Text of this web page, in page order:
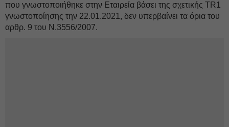
που γνωστοποιήθηκε στην Εταιρεία βάσει της σχετικής TR1
γνωστοποίησης την 22.01.2021, δεν υπερβαίνει τα όρια του
αρθρ. 9 του Ν.3556/2007.